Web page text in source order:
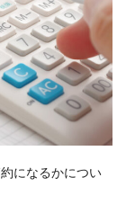
になるかについ